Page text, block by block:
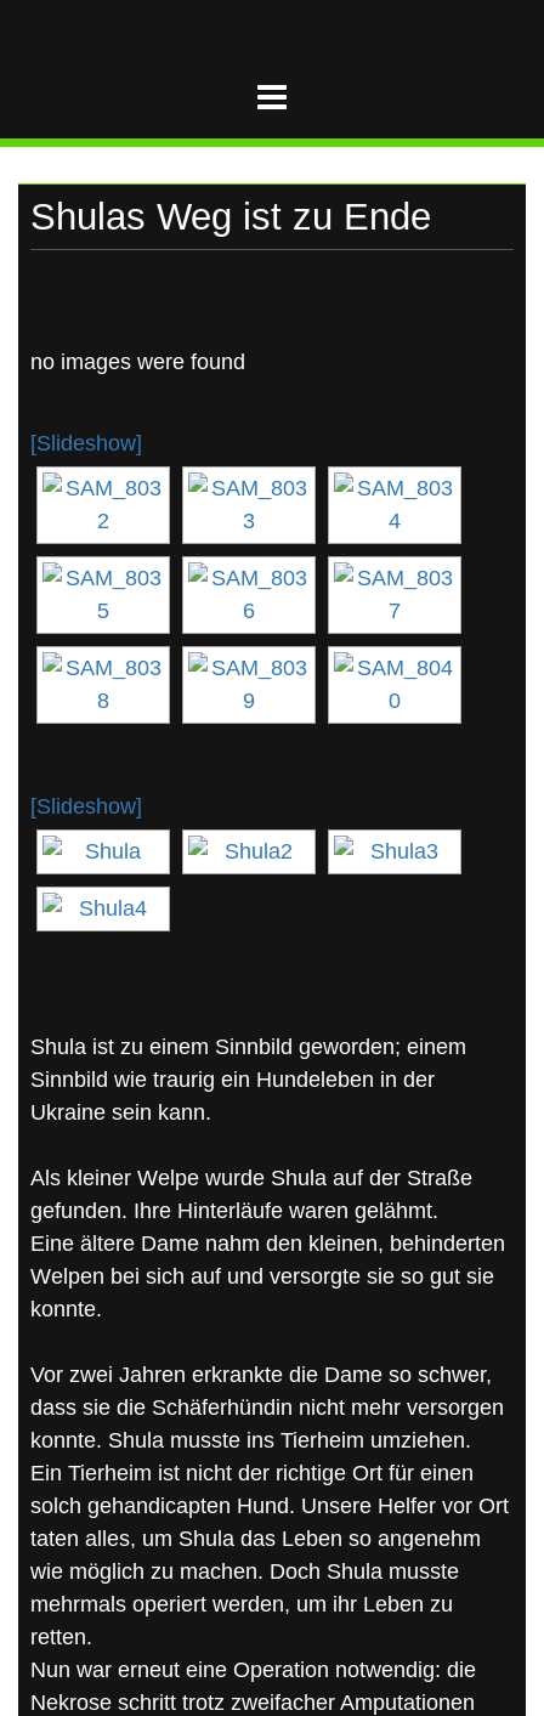
Shulas Weg ist zu Ende
no images were found
[Slideshow]
[Slideshow]
Shula ist zu einem Sinnbild geworden; einem
Sinnbild wie traurig ein Hundeleben in der
Ukraine sein kann.
Als kleiner Welpe wurde Shula auf der Straße
gefunden. Ihre Hinterläufe waren gelähmt.
Eine ältere Dame nahm den kleinen, behinderten
Welpen bei sich auf und versorgte sie so gut sie
konnte.
Vor zwei Jahren erkrankte die Dame so schwer,
dass sie die Schäferhündin nicht mehr versorgen
konnte. Shula musste ins Tierheim umziehen.
Ein Tierheim ist nicht der richtige Ort für einen
solch gehandicapten Hund. Unsere Helfer vor Ort
taten alles, um Shula das Leben so angenehm
wie möglich zu machen. Doch Shula musste
mehrmals operiert werden, um ihr Leben zu
retten.
Nun war erneut eine Operation notwendig: die
Nekrose schritt trotz zweifacher Amputationen